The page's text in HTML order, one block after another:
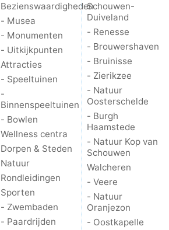
Bezienswaardigheden
- Musea
- Monumenten
- Uitkijkpunten
Attracties
- Speeltuinen
-
Binnenspeeltuinen
- Bowlen
Wellness centra
Dorpen & Steden
Natuur
Rondleidingen
Sporten
- Zwembaden
- Paardrijden
Schouwen-
Duiveland
- Renesse
- Brouwershaven
- Bruinisse
- Zierikzee
- Natuur
Oosterschelde
- Burgh
Haamstede
- Natuur Kop van
Schouwen
Walcheren
- Veere
- Natuur
Oranjezon
- Oostkapelle